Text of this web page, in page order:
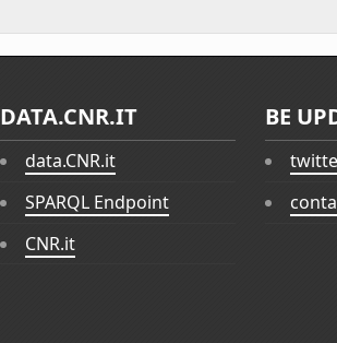
DATA.CNR.IT
data.CNR.it
SPARQL Endpoint
CNR.it
BE